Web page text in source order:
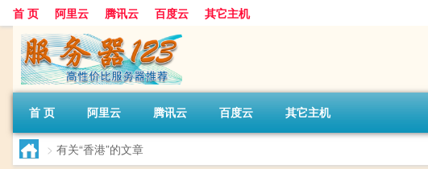
首 页 阿里云 腾讯云 百度云 其它主机
首 页 阿里云 腾讯云 百度云 其它主机
> 有关“香港”的文章